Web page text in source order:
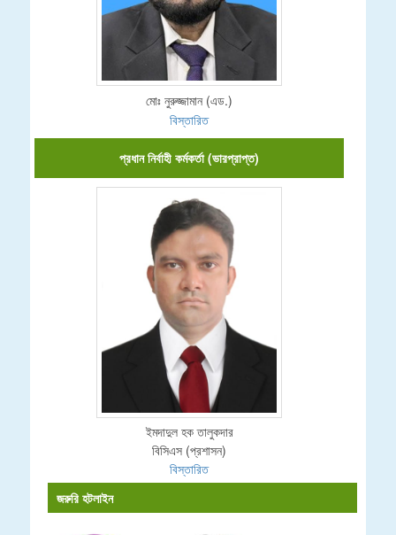
মোঃ নুরুজ্জামান (এড.)
বিস্তারিত
প্রধান নির্বাহী কর্মকর্তা (ভারপ্রাপ্ত)
ইমদাদুল হক তালুকদার
বিসিএস (প্রশাসন)
বিস্তারিত
জরুরি হটলাইন